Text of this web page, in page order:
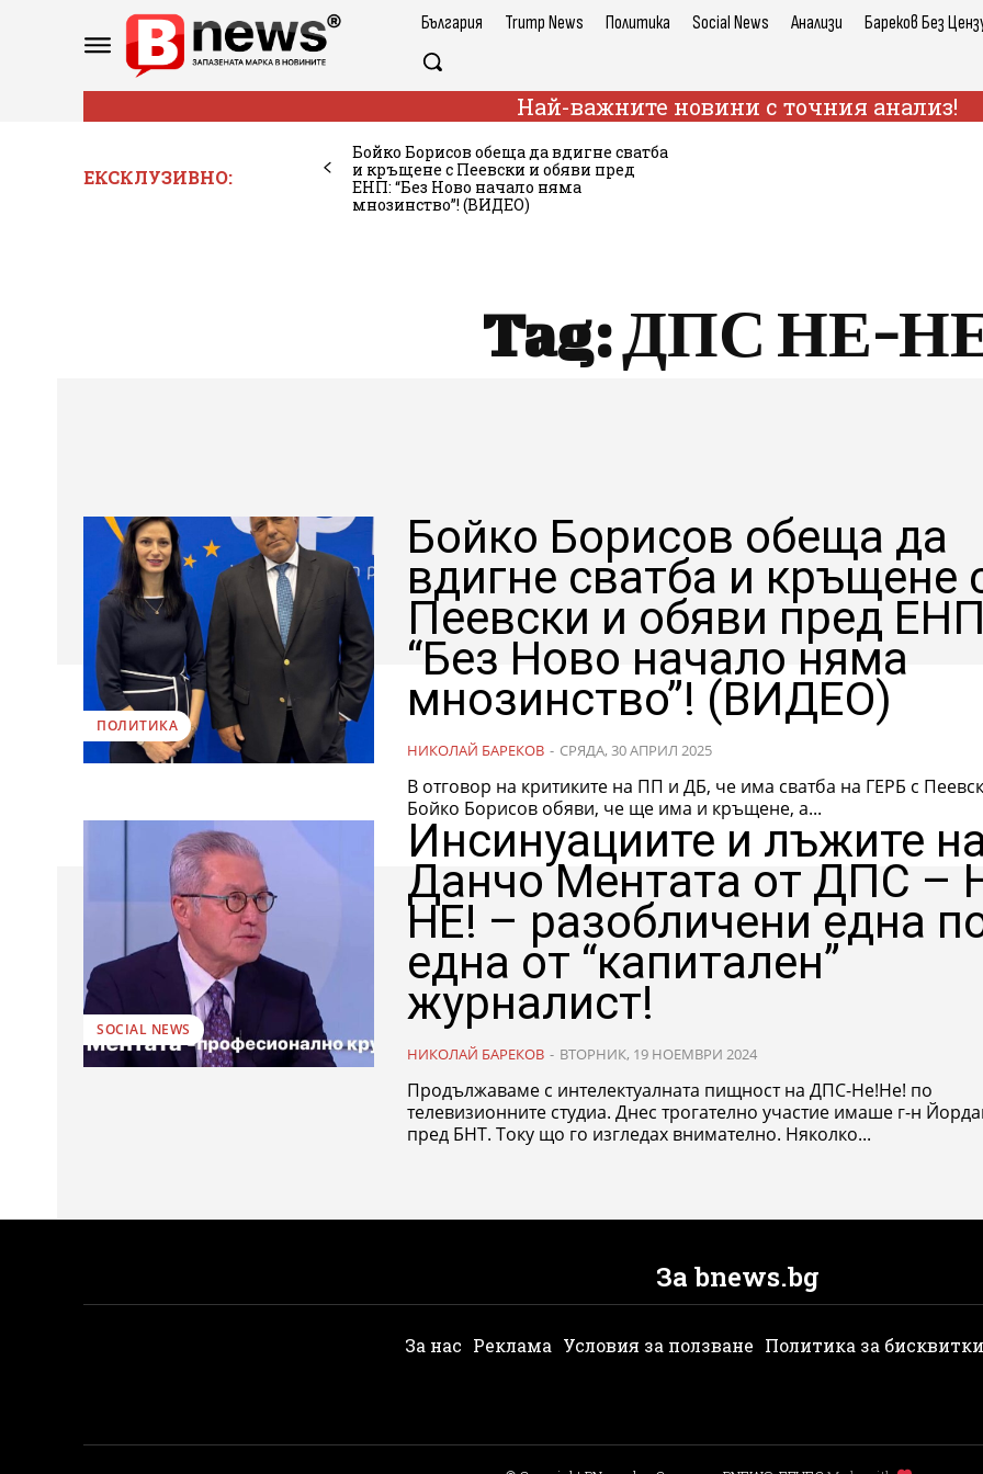
България Trump News Политика Social News Анализи Бареков Без
Най-важните новини с точния анализ!
ЕКСКЛУЗИВНО:
Бойко Борисов обеща да вдигне сватба
и кръщене с Пеевски и обяви пред
ЕНП: “Без Ново начало няма
мнозинство”! (ВИДЕО)
Tag:ДПС НЕ-
ПОЛИТИКА
Бойко Борисов обеща да
вдигне сватба и кръщене
Пеевски и обяви пред
“Без Ново начало няма
мнозинство”! (ВИДЕО)
НИКОЛАЙ БАРЕКОВ - СРЯДА, 30 АПРИЛ 2025
В отговор на критиките на ПП и ДБ, че има сватба на ГЕРБ с
Бойко Борисов обяви, че ще има и кръщене, а...
SOCIAL NEWS
Инсинуациите и лъжите
Данчо Ментата от ДПС –
НЕ! – разобличени една
една от “капитален”
журналист!
НИКОЛАЙ БАРЕКОВ - ВТОРНИК, 19 НОЕМВРИ 2024
Продължаваме с интелектуалната пищност на ДПС-Не!Не! по
телевизионните студиа. Днес трогателно участие имаше г-н
пред БНТ. Току що го изгледах внимателно. Няколко...
За bnews.bg
За нас Реклама Условия за ползване Политика за бисквитки